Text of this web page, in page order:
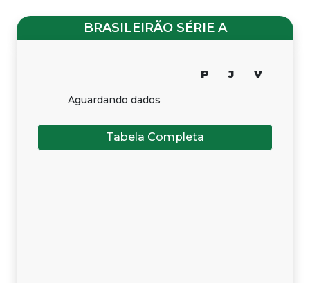
BRASILEIRÃO SÉRIE A
P J V
Aguardando dados
Tabela Completa